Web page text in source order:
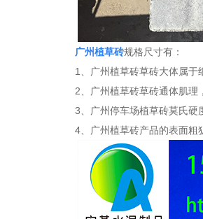
广州植草砖规格尺寸有：
1
、广州植草砖草砖大体属于
2 、广州植草砖草砖通体肌理
3 、广州停车场植草砖莫氏硬
4 、广州植草砖产品的表面